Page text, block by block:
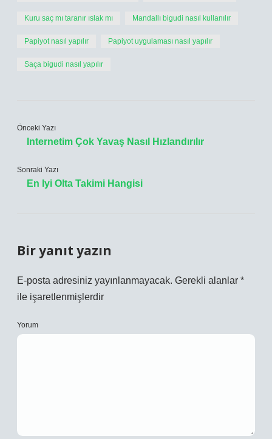
Kuru saç mı taranır ıslak mı Mandallı bigudi nasıl kullanılır
Papiyot nasıl yapılır Papiyot uygulaması nasıl yapılır
Saça bigudi nasıl yapılır
Önceki Yazı
Internetim Çok Yavaş Nasıl Hızlandırılır
Sonraki Yazı
En Iyi Olta Takimi Hangisi
Bir yanıt yazın
E-posta adresiniz yayınlanmayacak. Gerekli alanlar *
ile işaretlenmişlerdir
Yorum